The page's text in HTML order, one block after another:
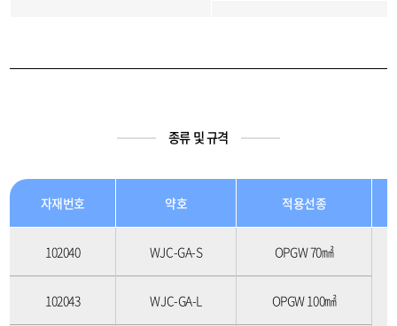
점퍼클램프 JD-120SQ
종류 및 규격
자재번호 약호 적용선종
102040 WJC-GA-S OPGW 70㎟
102043 WJC-GA-L OPGW 100㎟